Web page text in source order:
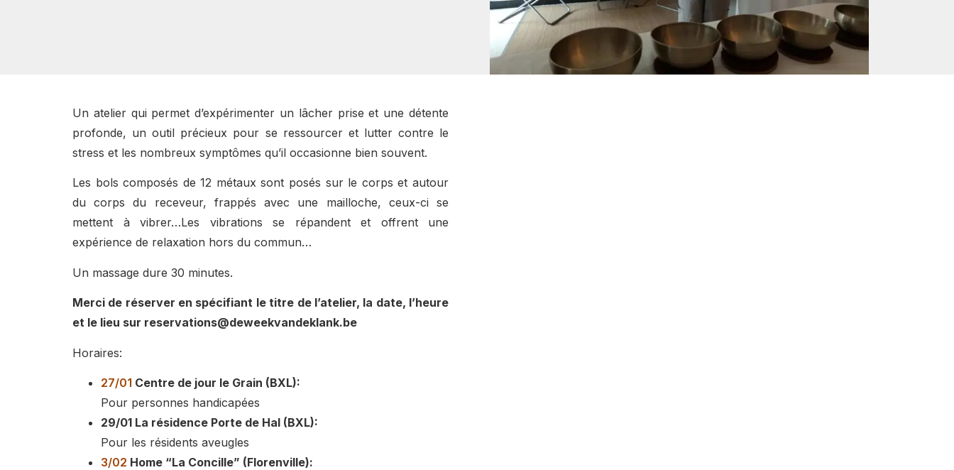
Un atelier qui permet d’expérimenter un lâcher prise et une détente
profonde, un outil précieux pour se ressourcer et lutter contre le
stress et les nombreux symptômes qu’il occasionne bien souvent.
Les bols composés de 12 métaux sont posés sur le corps et autour
du corps du receveur, frappés avec une mailloche, ceux-ci se
mettent à vibrer…Les vibrations se répandent et offrent une
expérience de relaxation hors du commun…
Un massage dure 30 minutes.
Merci de réserver en spécifiant le titre de l’atelier, la date, l’heure
et le lieu sur reservations@deweekvandeklank.be
Horaires:
27/01 Centre de jour le Grain (BXL):
Pour personnes handicapées
29/01 La résidence Porte de Hal (BXL):
Pour les résidents aveugles
3/02 Home “La Concille” (Florenville):